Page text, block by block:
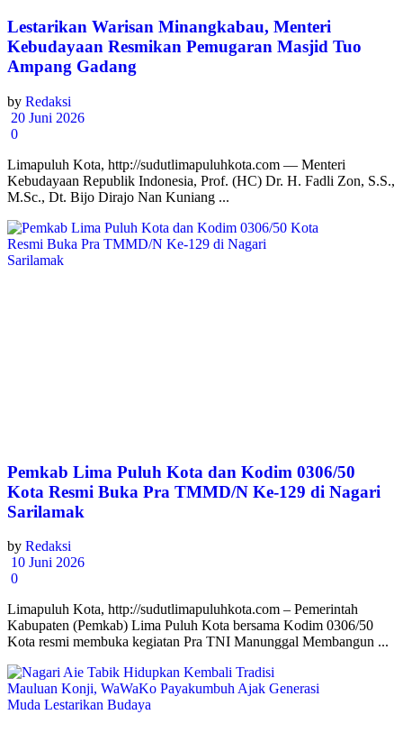
Lestarikan Warisan Minangkabau, Menteri
Kebudayaan Resmikan Pemugaran Masjid Tuo
Ampang Gadang
by Redaksi
20 Juni 2026
0
Limapuluh Kota, http://sudutlimapuluhkota.com — Menteri
Kebudayaan Republik Indonesia, Prof. (HC) Dr. H. Fadli Zon, S.S.,
M.Sc., Dt. Bijo Dirajo Nan Kuniang ...
Pemkab Lima Puluh Kota dan Kodim 0306/50
Kota Resmi Buka Pra TMMD/N Ke-129 di Nagari
Sarilamak
by Redaksi
10 Juni 2026
0
Limapuluh Kota, http://sudutlimapuluhkota.com – Pemerintah
Kabupaten (Pemkab) Lima Puluh Kota bersama Kodim 0306/50
Kota resmi membuka kegiatan Pra TNI Manunggal Membangun ...